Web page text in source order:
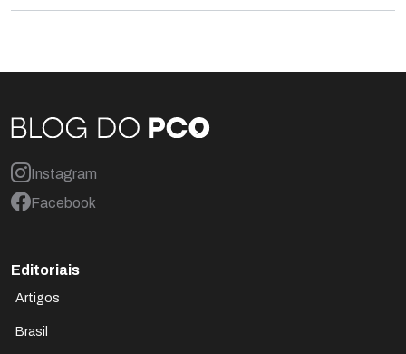
Instagram
Facebook
Editoriais
Artigos
Brasil